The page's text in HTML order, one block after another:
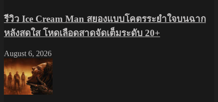
รีวิว Ice Cream Man สยองแบบโคตรระยำใจบนฉาก
หลังสดใส โหดเลือดสาดจัดเต็มระดับ 20+
August 6, 2026